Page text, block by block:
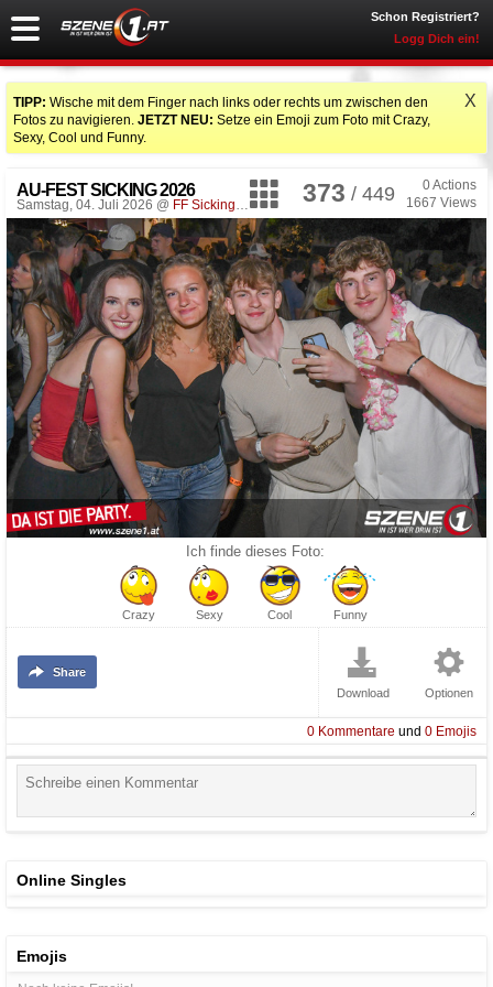
Schon Registriert?
Logg Dich ein!
X
TIPP: Wische mit dem Finger nach links oder rechts um zwischen den
Fotos zu navigieren. JETZT NEU: Setze ein Emoji zum Foto mit Crazy,
Sexy, Cool und Funny.
0Actions
1667 Views
373 / 449
AU-FEST SICKING 2026
Samstag, 04. Juli 2026 @ FF Sicking, Desselbrunn
Ich finde dieses Foto:
Crazy Sexy Cool Funny
Share
Download
Optionen
0 Kommentare und 0 Emojis
Online Singles
Emojis